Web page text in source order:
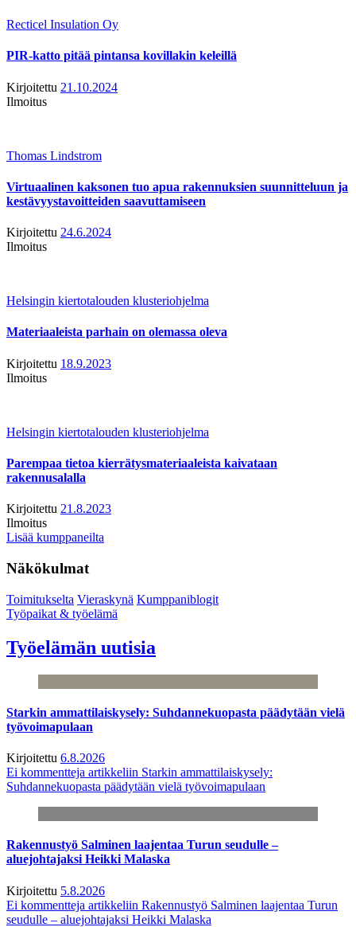
Recticel Insulation Oy
PIR-katto pitää pintansa kovillakin keleillä
Kirjoitettu 21.10.2024
Ilmoitus
Thomas Lindstrom
Virtuaalinen kaksonen tuo apua rakennuksien suunnitteluun ja
kestävyystavoitteiden saavuttamiseen
Kirjoitettu 24.6.2024
Ilmoitus
Helsingin kiertotalouden klusteriohjelma
Materiaaleista parhain on olemassa oleva
Kirjoitettu 18.9.2023
Ilmoitus
Helsingin kiertotalouden klusteriohjelma
Parempaa tietoa kierrätysmateriaaleista kaivataan
rakennusalalla
Kirjoitettu 21.8.2023
Ilmoitus
Lisää kumppaneilta
Näkökulmat
Toimitukselta Vieraskynä Kumppaniblogit
Työpaikat & työelämä
Työelämän uutisia
Starkin ammattilaiskysely: Suhdannekuopasta päädytään vielä
työvoimapulaan
Kirjoitettu 6.8.2026
Ei kommentteja artikkeliin Starkin ammattilaiskysely:
Suhdannekuopasta päädytään vielä työvoimapulaan
Rakennustyö Salminen laajentaa Turun seudulle –
aluejohtajaksi Heikki Malaska
Kirjoitettu 5.8.2026
Ei kommentteja artikkeliin Rakennustyö Salminen laajentaa Turun
seudulle – aluejohtajaksi Heikki Malaska